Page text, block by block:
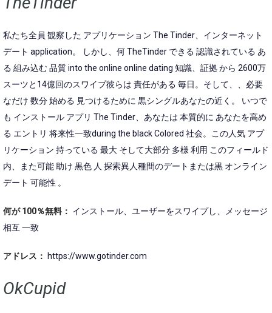
私たち全員 観察した アプリケーション The Tinder、インターネット
デート application。 しかし、何 TheTinder できる 認識されている あ
る 組み込む 品質 into the online online dating 知識、証拠 から 2600万
スーツと14億回のスワイプ彼らは 責任がある 毎日。そして、、必要
なだけ 数分 始める 見つけるために 黒シングルあなたの近く。 いつで
も インストール アプリ The Tinder、あなたは 本質的に あなたを高め
る エントリ 将来性一致during the black Colored 社会。この人気 アプ
リケーション 持っている 最大 そして大部分 多様 利用 このフィールド
内、また可能 助け 黒色 人 探索異人種間のデートまたは黒 オンライン
デート 可能性 。
何が 100％無料： インストール、ユーザーをスワイプし、メッセージ
相互 一致
アドレス： https://www.gotinder.com
OkCupid